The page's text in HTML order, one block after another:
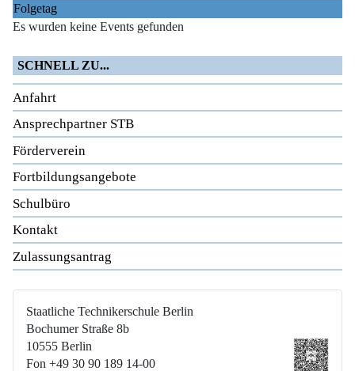
Folgetag
Es wurden keine Events gefunden
SCHNELL ZU...
Anfahrt
Ansprechpartner STB
Förderverein
Fortbildungsangebote
Schulbüro
Kontakt
Zulassungsantrag
Staatliche Technikerschule Berlin
Bochumer Straße 8b
10555 Berlin
Fon +49 30 90 189 14-00